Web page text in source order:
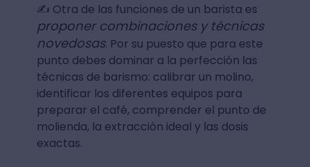
✍ Otra de las funciones de un barista es
proponer combinaciones y técnicas
novedosas. Por su puesto que para este
punto debes dominar a la perfección las
técnicas de barismo: calibrar un molino,
identificar los diferentes equipos para
preparar el café, comprender el punto de
molienda, la extracción ideal y las dosis
exactas.